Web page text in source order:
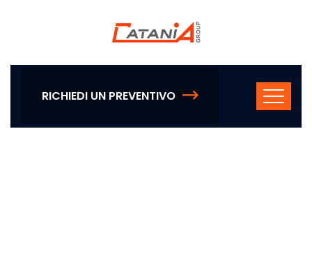
RICHIEDI UN PREVENTIVO